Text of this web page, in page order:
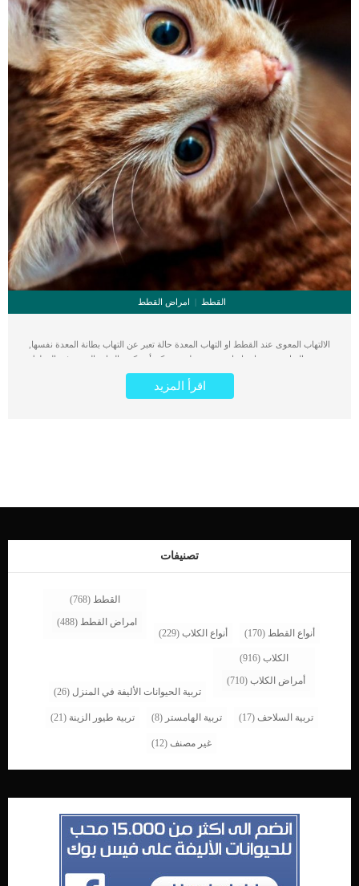
عواء الكلاب المختلفة […]
القطط امراض القطط
الالتهاب المعوى عند القطط او التهاب المعدة حالة تعبر عن التهاب بطانة المعدة نفسها,
وهى حالة ل=تسبب اعراضا هضمية خطيرة. يمكن أن يكون التهاب المعدة في القطط
حادًا (قصيرًا وفوريًا أو مدته أقل من أسبوع واحد) أو مزمنًا (يستمر لفترة أطول من
أسبوع إلى أسبوعين). غالبًا ما لا يتم تشخيص السبب الكامن وراءه لأن الأعراض تختفي إما
بالحد الأدنى من العلاج، أو بدون علاج. كما يمكن أن تختلف علامات التهاب المعدة المزمن
_فحوصات الدم: يساعد تعداد الدم الكامل […]
اقرأ المزيد
تصنيفات
أنواع القطط (170) أنواع الكلاب (229)
القطط (768)
امراض القطط (488)
الكلاب (916)
أمراض الكلاب (710)
تربية الحيوانات الأليفة في المنزل (26)
تربية السلاحف (17) تربية الهامستر (8) تربية طيور الزينة (21)
غير مصنف (12)